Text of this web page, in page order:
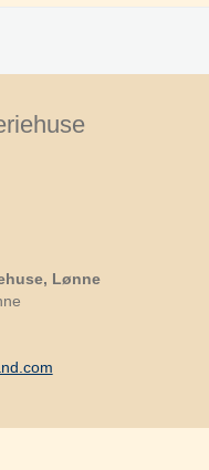
Lønne